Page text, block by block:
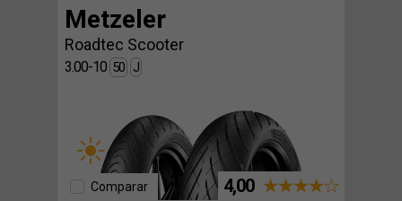
Metzeler
Roadtec Scooter
3.00-10 50 J
Comparar
4,00